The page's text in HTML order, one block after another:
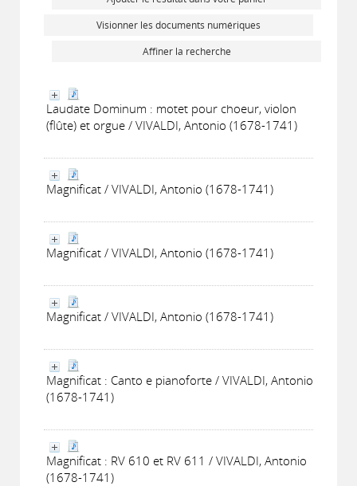
Visionner les documents numériques
Affiner la recherche
Laudate Dominum : motet pour choeur, violon
(flûte) et orgue / VIVALDI, Antonio (1678-1741)
Magnificat / VIVALDI, Antonio (1678-1741)
Magnificat / VIVALDI, Antonio (1678-1741)
Magnificat / VIVALDI, Antonio (1678-1741)
Magnificat : Canto e pianoforte / VIVALDI, Antonio
(1678-1741)
Magnificat : RV 610 et RV 611 / VIVALDI, Antonio
(1678-1741)